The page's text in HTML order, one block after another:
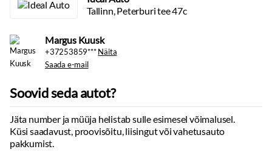
Tallinn, Peterburi tee 47c
Margus Kuusk
+37253859***Näita
Saada e-mail
Soovid seda autot?
Jäta number ja müüja helistab sulle esimesel võimalusel.
Küsi saadavust, proovisõitu, liisingut või vahetusauto
pakkumist.